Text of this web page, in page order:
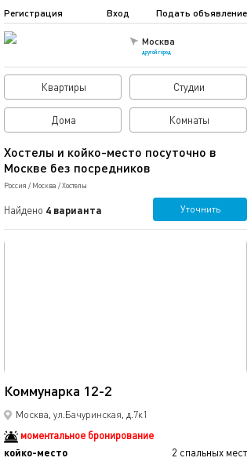
Москва
другой город
Подать объявление
Регистрация Вход
Квартиры Студии
Дома Комнаты
Хостелы и койко-место посуточно в
Москве без посредников
Россия / Москва /Хостелы
Найдено 4 варианта Уточнить
Коммунарка 12-2
Москва, ул.Бачуринская, д.7к1
моментальное бронирование
койко-место
2 спальных мест